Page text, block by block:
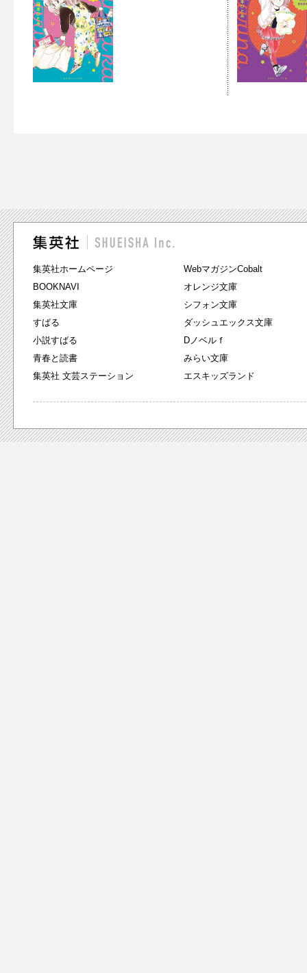
集英社ホームページ
BOOKNAVI
集英社文庫
すばる
小説すばる
青春と読書
集英社 文芸ステーション
WebマガジンCobalt
オレンジ文庫
シフォン文庫
ダッシュエックス文庫
Dノベルｆ
みらい文庫
エスキッズランド